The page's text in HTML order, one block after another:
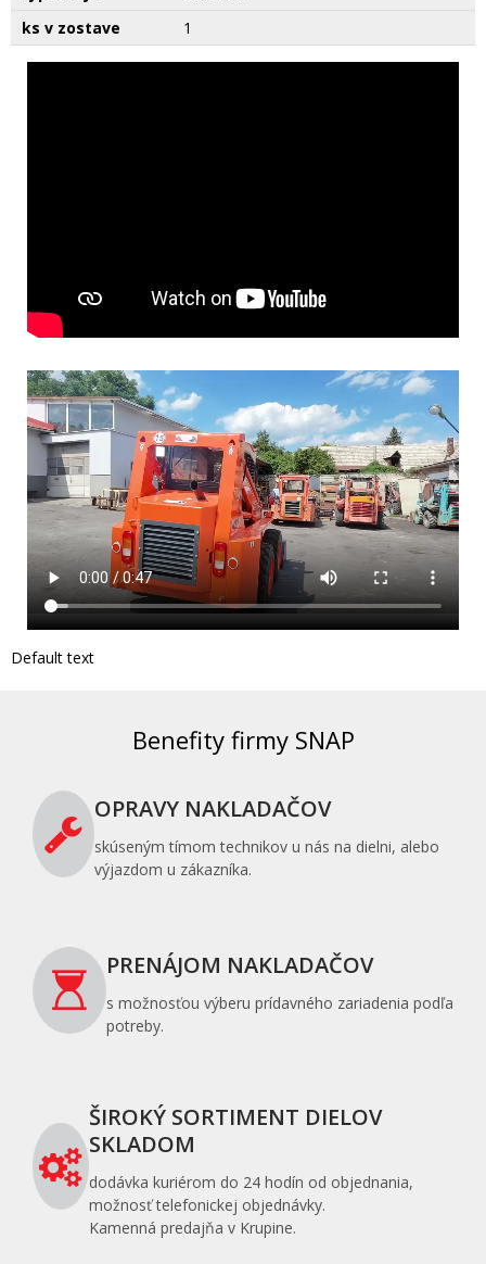
ks v zostave
1
Default text
Benefity firmy SNAP
OPRAVY NAKLADAČOV
skúseným tímom technikov u nás na dielni, alebo
výjazdom u zákazníka.
PRENÁJOM NAKLADAČOV
s možnosťou výberu prídavného zariadenia podľa
potreby.
ŠIROKÝ SORTIMENT DIELOV
SKLADOM
dodávka kuriérom do 24 hodín od objednania,
možnosť telefonickej objednávky.
Kamenná predajňa v Krupine.